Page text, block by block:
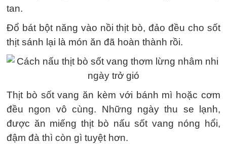
tan.
Đổ bát bột năng vào nồi thịt bò, đảo đều cho sốt
thịt sánh lại là món ăn đã hoàn thành rồi.
Thịt bò sốt vang ăn kèm với bánh mì hoặc cơm
đều ngon vô cùng. Những ngày thu se lạnh,
được ăn miếng thịt bò nấu sốt vang nóng hổi,
đậm đà thì còn gì tuyệt hơn.